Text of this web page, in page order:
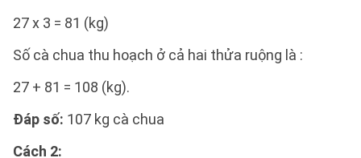
27 x 3 = 81 (kg)
Số cà chua thu hoạch ở cả hai thửa ruộng là :
27 + 81 = 108 (kg).
Đáp số: 107 kg cà chua
Cách 2: